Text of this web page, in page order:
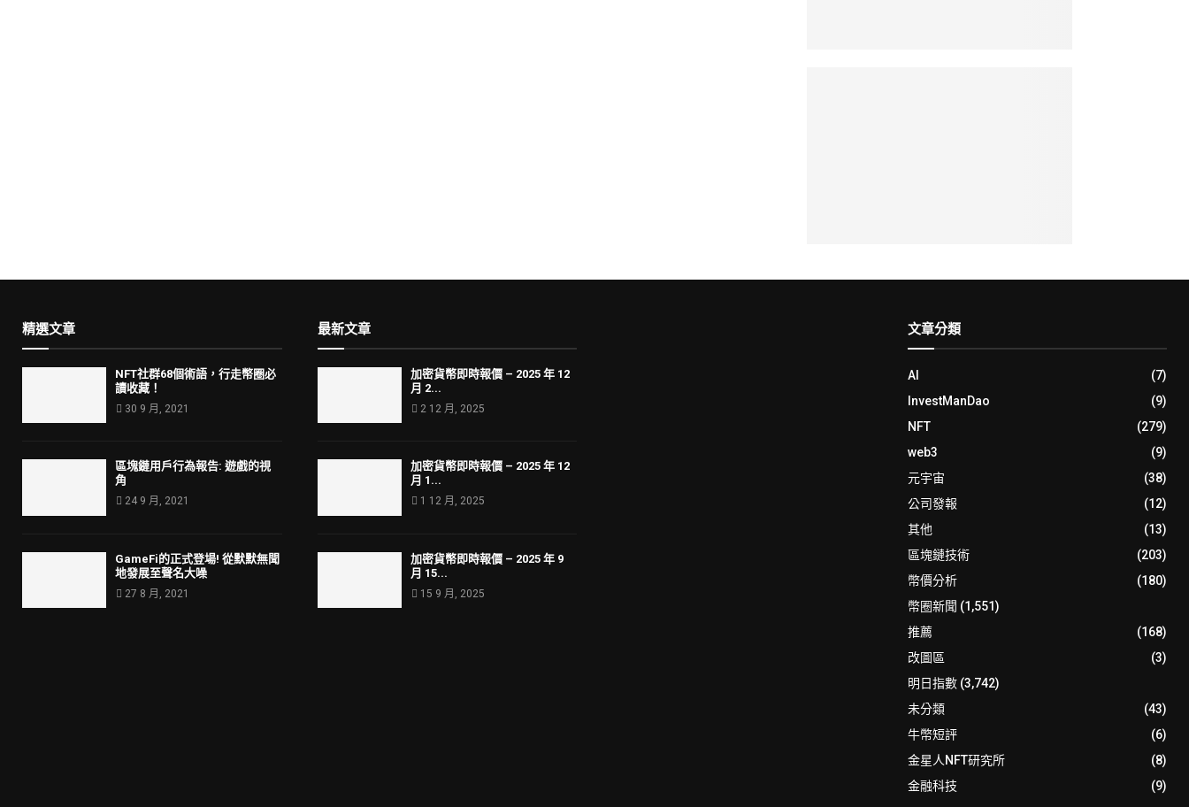
精選文章
NFT社群68個術語，行走幣圈必
讀收藏！
30 9 月, 2021
區塊鏈用戶行為報告: 遊戲的視
角
24 9 月, 2021
GameFi的正式登場! 從默默無聞
地發展至聲名大噪
27 8 月, 2021
最新文章
加密貨幣即時報價 – 2025 年 12
月 2...
2 12 月, 2025
加密貨幣即時報價 – 2025 年 12
月 1...
1 12 月, 2025
加密貨幣即時報價 – 2025 年 9
月 15...
15 9 月, 2025
文章分類
AI
(7)
InvestManDao
(9)
NFT
(279)
web3
(9)
元宇宙
(38)
公司發報
(12)
其他
(13)
區塊鏈技術
(203)
幣價分析
(180)
幣圈新聞 (1,551)
推薦
(168)
改圖區
(3)
明日指數(3,742)
未分類
(43)
牛幣短評
(6)
金星人NFT研究所
(8)
金融科技
(9)